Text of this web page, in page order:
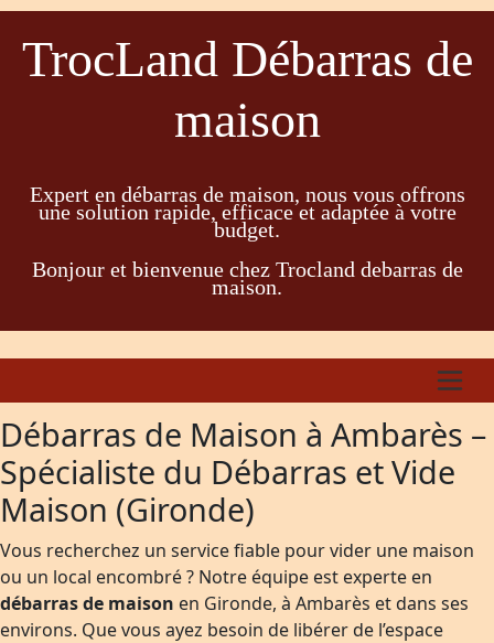
TrocLand Débarras de
maison
Expert en débarras de maison, nous vous offrons
une solution rapide, efficace et adaptée à votre
budget.
Bonjour et bienvenue chez Trocland debarras de
maison.
Débarras de Maison à Ambarès –
Spécialiste du Débarras et Vide
Maison (Gironde)
Vous recherchez un service fiable pour vider une maison
ou un local encombré ? Notre équipe est experte en
débarras de maison en Gironde, à Ambarès et dans ses
environs. Que vous ayez besoin de libérer de l’espace